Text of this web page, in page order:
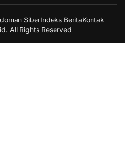
SiberIndeks BeritaKontak
All Rights Reserved